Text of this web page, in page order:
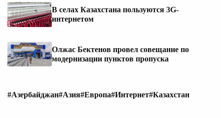
В селах Казахстана пользуются 3G-
интернетом
Олжас Бектенов провел совещание по
модернизации пунктов пропуска
#Азербайджан#Азия#Европа#Интернет#Казахстан